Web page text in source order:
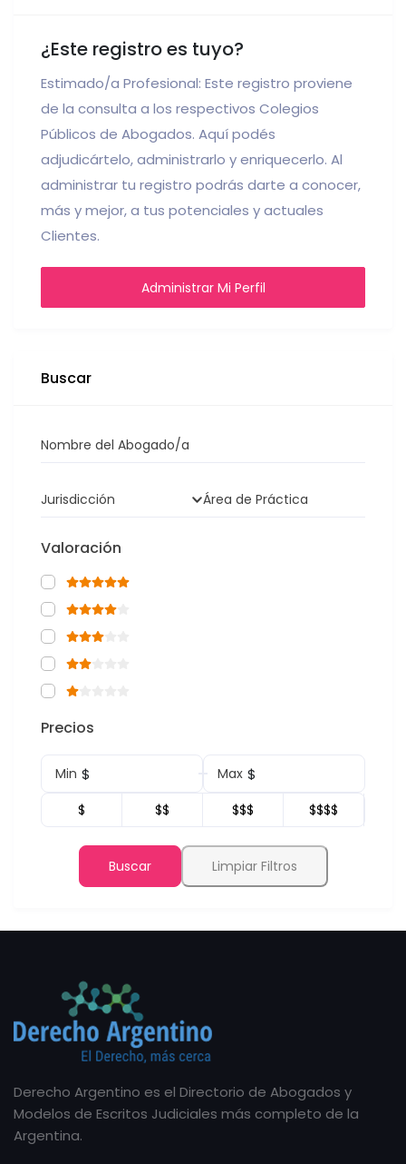
¿Este registro es tuyo?
Estimado/a Profesional: Este registro proviene
de la consulta a los respectivos Colegios
Públicos de Abogados. Aquí podés
adjudicártelo, administrarlo y enriquecerlo. Al
administrar tu registro podrás darte a conocer,
más y mejor, a tus potenciales y actuales
Clientes.
Administrar Mi Perfil
Buscar
Nombre del Abogado/a
Jurisdicción Área de Práctica
Valoración
Precios
Min $ Max $
$ $$ $$$ $$$$
Buscar Limpiar Filtros
Derecho Argentino es el Directorio de Abogados y
Modelos de Escritos Judiciales más completo de la
Argentina.